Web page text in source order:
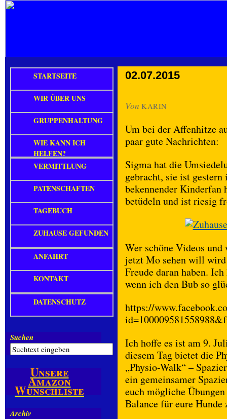
02.07.2015
Von KARIN
Um bei der Affenhitze
paar gute Nachrichten:
Sigma hat die
gebracht, sie ist
bekennender
betüdeln und ist riesig
Wer schöne Videos
jetzt Mo sehen will
Freude daran haben.
wenn ich den Bub so
https://
Ich hoffe es ist am 9.
diesem Tag bietet die
„Physio-Walk“ –
ein gemeinsamer
euch mögliche
Balance für eure Hunde
STARTSEITE
WIR ÜBER UNS
GRUPPENHALTUNG
WIE KANN ICH
HELFEN?
VERMITTLUNG
PATENSCHAFTEN
TAGEBUCH
ZUHAUSE GEFUNDEN
ANFAHRT
KONTAKT
DATENSCHUTZ
Suchen
Unsere
Amazon
Wunschliste
Archiv